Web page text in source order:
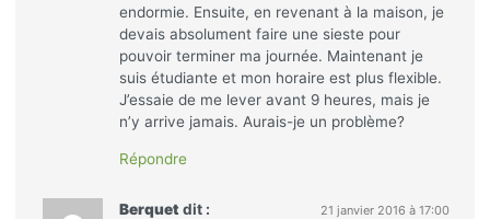
endormie. Ensuite, en revenant à la maison, je
devais absolument faire une sieste pour
pouvoir terminer ma journée. Maintenant je
suis étudiante et mon horaire est plus flexible.
J’essaie de me lever avant 9 heures, mais je
n’y arrive jamais. Aurais-je un problème?
Répondre
Berquet dit : 21 janvier 2016 à 17:00